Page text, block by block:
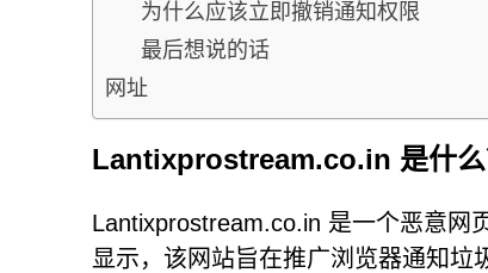
为什么应该立即撤销通知权限
最后想说的话
网址
Lantixprostream.co.in 是什么
Lantixprostream.co.in 是一个恶意网
显示，该网站旨在推广浏览器通知垃